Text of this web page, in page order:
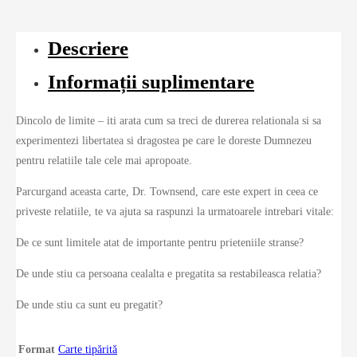
Descriere
Informații suplimentare
Dincolo de limite – iti arata cum sa treci de durerea relationala si sa
experimentezi libertatea si dragostea pe care le doreste Dumnezeu
pentru relatiile tale cele mai apropoate.
Parcurgand aceasta carte, Dr. Townsend, care este expert in ceea ce
priveste relatiile, te va ajuta sa raspunzi la urmatoarele intrebari vitale:
De ce sunt limitele atat de importante pentru prieteniile stranse?
De unde stiu ca persoana cealalta e pregatita sa restabileasca relatia?
De unde stiu ca sunt eu pregatit?
Format Carte tipărită